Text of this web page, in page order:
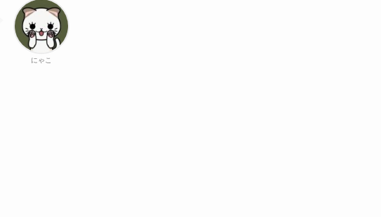
にゃこ